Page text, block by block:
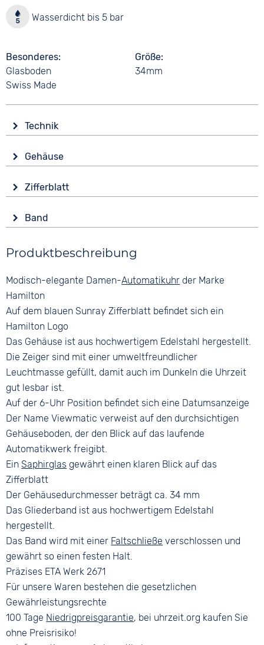
Wasserdicht bis 5 bar
Besonderes
Glasboden
Swiss Made
Größe
34mm
Technik
Automatik
Funktionen
Datumsanzeige
Wasserdicht
Gehäuse
Saphirglas
Form
Rund
Material
Farbe
Silber
Zifferblatt
Analog
Blau
Ziffern
Keine
Band
Silber
Material
Bandschließe
Faltschließe
Produktbeschreibung
Modisch-elegante Damen-Automatikuhr der Marke
Hamilton
Auf dem blauen Sunray Zifferblatt befindet sich ein
Hamilton Logo
Das Gehäuse ist aus hochwertigem Edelstahl hergestellt.
Die Zeiger sind mit einer umweltfreundlicher
Leuchtmasse gefüllt, damit auch im Dunkeln die Uhrzeit
gut lesbar ist.
Auf der 6-Uhr Position befindet sich eine Datumsanzeige
Der Name Viewmatic verweist auf den durchsichtigen
Gehäuseboden, der den Blick auf das laufende
Automatikwerk freigibt.
EinSaphirglas gewährt einen klaren Blick auf das
Zifferblatt
Der Gehäusedurchmesser beträgt ca. 34 mm
Das Gliederband ist aus hochwertigem Edelstahl
hergestellt.
Das Band wird mit einer Faltschließe verschlossen und
gewährt so einen festen Halt.
Präzises ETA Werk 2671
Für unsere Waren bestehen die gesetzlichen
Gewährleistungsrechte
100 Tage Niedrigpreisgarantie, bei uhrzeit.org kaufen Sie
ohne Preisrisiko!